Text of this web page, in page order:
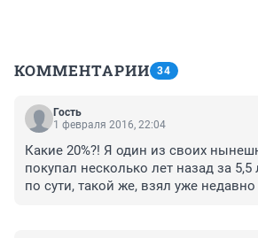
КОММЕНТАРИИ 34
Гость
1 февраля 2016, 22:04
Какие 20%?! Я один из своих
покупал несколько лет назад за 5,5
по сути, такой же, взял уже
но цены отнюдь не на 20%